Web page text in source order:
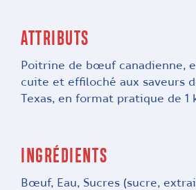
ATTRIBUTS
Poitrine de bœuf canadienne,
cuite et effiloché aux saveurs
Texas, en format pratique de 1
INGRÉDIENTS
Bœuf, Eau, Sucres (sucre,